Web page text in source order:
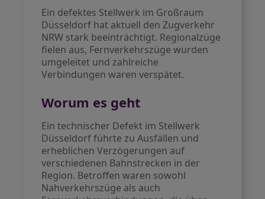
Ein defektes Stellwerk im Großraum
Düsseldorf hat aktuell den Zugverkehr
NRW stark beeinträchtigt. Regionalzüge
fielen aus, Fernverkehrszüge wurden
umgeleitet und zahlreiche
Verbindungen waren verspätet.
Worum es geht
Ein technischer Defekt im Stellwerk
Düsseldorf führte zu Ausfällen und
erheblichen Verzögerungen auf
verschiedenen Bahnstrecken in der
Region. Betroffen waren sowohl
Nahverkehrszüge als auch